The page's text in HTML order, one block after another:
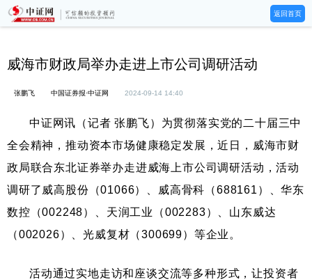
返回首页
威海市财政局举办走进上市公司调研活动
张鹏飞 中国证券报·中证网 2024-09-14 14:40
中证网讯（记者 张鹏飞）为贯彻落实党的二十届三中
全会精神，推动资本市场健康稳定发展，近日，威海市财
政局联合东北证券举办走进威海上市公司调研活动，活动
调研了威高股份（01066）、威高骨科（688161）、华东
数控（002248）、天润工业（002283）、山东威达
（002026）、光威复材（300699）等企业。
活动通过实地走访和座谈交流等多种形式，让投资者